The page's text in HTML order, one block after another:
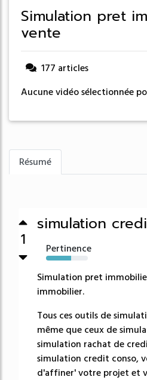
simulation pret immobilier achat
vente
177 articles
Aucune vidéo sélectionnée
Résumé
1
simulation
Pertinence
60%
Simulation pret
immobilier.
Tous ces outils de
même que ceux de
simulation rachat de
simulation credit conso,
d'affiner' votre projet et